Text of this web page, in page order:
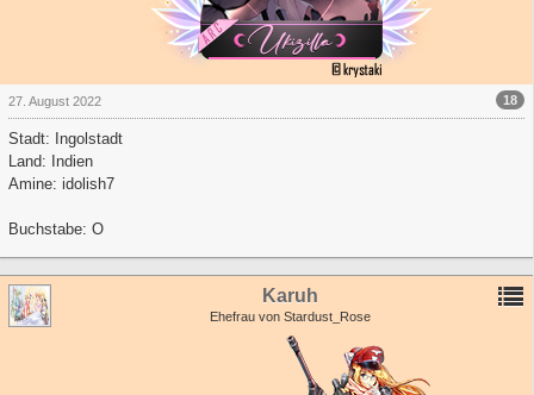
18
27. August 2022
Stadt: Ingolstadt
Land: Indien
Amine: idolish7
Buchstabe: O
Karuh
Ehefrau von Stardust_Rose